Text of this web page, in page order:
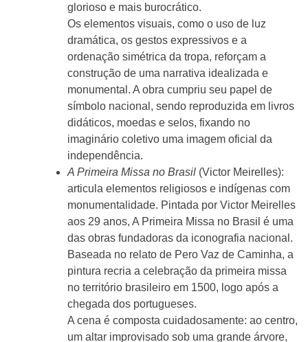
glorioso e mais burocrático.
Os elementos visuais, como o uso de luz
dramática, os gestos expressivos e a
ordenação simétrica da tropa, reforçam a
construção de uma narrativa idealizada e
monumental. A obra cumpriu seu papel de
símbolo nacional, sendo reproduzida em livros
didáticos, moedas e selos, fixando no
imaginário coletivo uma imagem oficial da
independência.
A Primeira Missa no Brasil (Victor Meirelles):
articula elementos religiosos e indígenas com
monumentalidade. Pintada por Victor Meirelles
aos 29 anos, A Primeira Missa no Brasil é uma
das obras fundadoras da iconografia nacional.
Baseada no relato de Pero Vaz de Caminha, a
pintura recria a celebração da primeira missa
no território brasileiro em 1500, logo após a
chegada dos portugueses.
A cena é composta cuidadosamente: ao centro,
um altar improvisado sob uma grande árvore,